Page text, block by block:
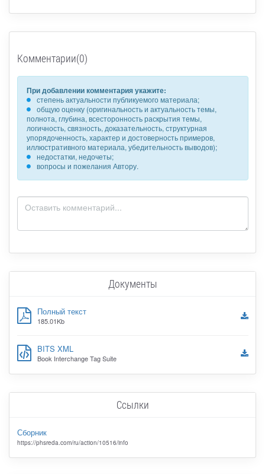
Комментарии(0)
При добавлении комментария укажите:
степень актуальности публикуемого материала;
общую оценку (оригинальность и актуальность темы,
полнота, глубина, всесторонность раскрытия темы,
логичность, связность, доказательность, структурная
упорядоченность, характер и достоверность примеров,
иллюстративного материала, убедительность выводов);
недостатки, недочеты;
вопросы и пожелания Автору.
Документы
Полный текст
185.01Kb
BITS XML
Book Interchange Tag Suite
Ссылки
Сборник
https://phsreda.com/ru/action/10516/info